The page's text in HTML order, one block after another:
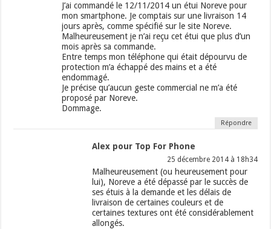
J’ai commandé le 12/11/2014 un étui Noreve pour
mon smartphone. Je comptais sur une livraison 14
jours après, comme spécifié sur le site Noreve.
Malheureusement je n’ai reçu cet étui que plus d’un
mois après sa commande.
Entre temps mon téléphone qui était dépourvu de
protection m’a échappé des mains et a été
endommagé.
Je précise qu’aucun geste commercial ne m’a été
proposé par Noreve.
Dommage.
Répondre
Alex pour Top For Phone
25 décembre 2014 à 18h34
Malheureusement (ou heureusement pour
lui), Noreve a été dépassé par le succès de
ses étuis à la demande et les délais de
livraison de certaines couleurs et de
certaines textures ont été considérablement
allongés.